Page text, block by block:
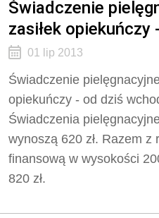
Świadczenie
zasiłek opiekuńczy
01 lip 2013
Świadczenie
opiekuńczy - od dziś
Świadczenia
wynoszą 620 zł. Razem z
finansową w wysokości
820 zł.